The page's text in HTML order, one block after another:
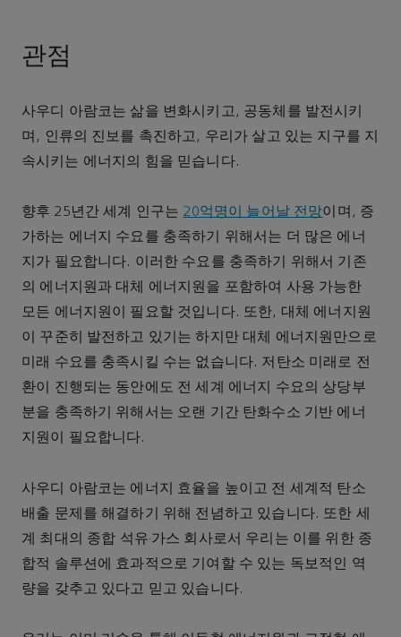
관점
사우디 아람코는 삶을 변화시키고, 공동체를 발전시키
며 , 인류의 진보를 촉진하고, 우리가 살고 있는 지구를 지
속시키는 에너지의 힘을 믿습니다.
향후 25년간 세계 인구는 20억명이 늘어날 전망이며 , 증
가하는 에너지 수요를 충족하기 위해서는 더 많은 에너
지가 필요합니다. 이러한 수요를 충족하기 위해서 기존
의 에너지원과 대체 에너지원을 포함하여 사용 가능한
모든 에너지원이 필요할 것입니다. 또한, 대체
에너지원
이
꾸준히 발전하고 있기는 하지만 대체
에너지원만으로
미래 수요를 충족시킬 수는 없습니다. 저탄소 미래로 전
환이
진행되는 동안에도 전 세계 에너지 수요의 상당부
분을 충족하기 위해서는 오랜 기간 탄화수소 기반 에너
지원이
필요합니다.
사우디 아람코는 에너지 효율을 높이고 전 세계적 탄소
배출 문제를 해결하기 위해 전념하고 있습니다. 또한 세
계
최대의 종합 석유·가스 회사로서 우리는 이를 위한 종
합적 솔루션에 효과적으로 기여할 수 있는 독보적인 역
량을 갖추고 있다고 믿고 있습니다.